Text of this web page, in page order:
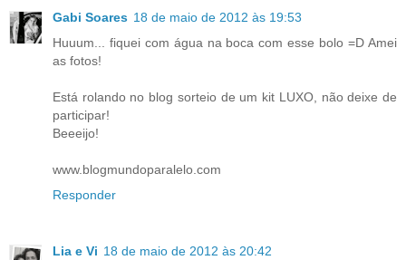
Gabi Soares 18 de maio de 2012 às 19:53
Huuum... fiquei com água na boca com esse bolo =D Amei
as fotos!
Está rolando no blog sorteio de um kit LUXO, não deixe de
participar!
Beeeijo!
www.blogmundoparalelo.com
Responder
Lia e Vi 18 de maio de 2012 às 20:42